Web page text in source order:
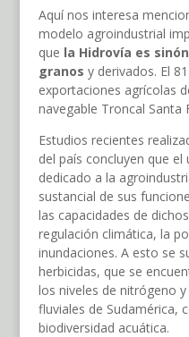
Aquí nos interesa
modelo agroindustrial
que la Hidrovía es
granos y derivados. El
exportaciones agrícolas
navegable Troncal Santa
Estudios recientes
del país concluyen que
dedicado a la
sustancial de sus
las capacidades de
regulación climática, la
inundaciones. A esto se
herbicidas, que se
los niveles de nitrógeno
fluviales de Sudamérica,
biodiversidad acuática.